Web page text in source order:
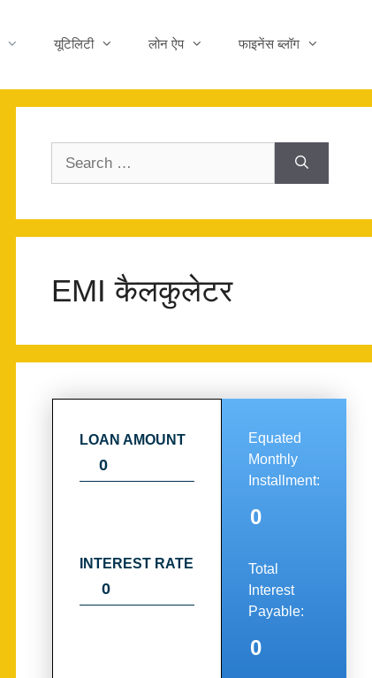
यूटिलिटी लोन ऐप फाइनेंस ब्लॉग
EMI कैलकुलेटर
LOAN AMOUNT
INTEREST RATE
Equated
Monthly
Installment:
0
Total
Interest
Payable:
0